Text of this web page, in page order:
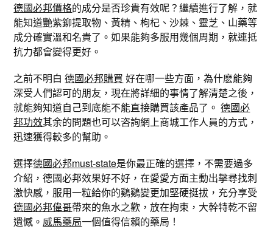
德國必邦價格的成分是否珍貴有效呢？繼續進行了解，就
能知道艷紫鉚提取物、黃精、枸杞、沙棘、靈芝、山藥等
成分確實溫和名貴了。如果能夠多服用幾個周期，就連抵
抗力都會變得更好。
之前不明白德國必邦購買 好在哪一些方面，為什麽能夠
深受人們認可的朋友，現在將詳細的事情了解清楚之後，
就能夠知道自己到底能不能直接購買該產品了。德國必
邦功效其余的問題也可以咨詢網上商城工作人員的方式，
迅速獲得較多的幫助。
選擇德國必邦must-state是你最正確的選擇，不需要過多
介紹，德國必邦效果好不好，在愛愛方面主動出擊尋找刺
激快感，服用一粒給你的鷄鷄變更加堅硬挺拔，充分享受
德國必邦偉哥帶來的魚水之歡，放在拘束，大幹特乾不留
遺憾。 威馬藥局一個值得信賴的藥局！